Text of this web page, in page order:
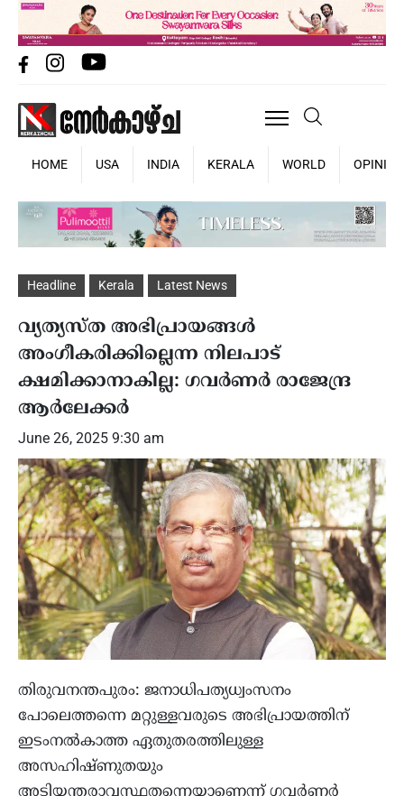
HOME USA INDIA KERALA WORLD OPINION
Headline Kerala Latest News
വ്യത്യസ്ത അഭിപ്രായങ്ങള്‍
അംഗീകരിക്കില്ലെന്ന നിലപാട്
ക്ഷമിക്കാനാകില്ല: ഗവര്‍ണര്‍ രാജേന്ദ്ര
ആര്‍ലേക്കര്‍
June 26, 2025 9:30 am
തിരുവനന്തപുരം: ജനാധിപത്യധ്വംസനം
പോലെത്തന്നെ മറ്റുള്ളവരുടെ അഭിപ്രായത്തിന്
ഇടംനല്‍കാത്ത ഏതുതരത്തിലുള്ള
അസഹിഷ്ണുതയും